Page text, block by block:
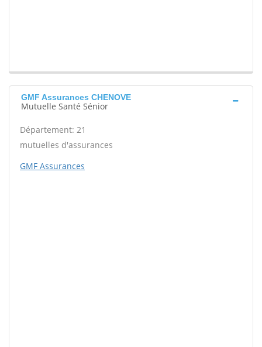
GMF Assurances CHENOVE
Mutuelle Santé Sénior
Département: 21
mutuelles d'assurances
GMF Assurances